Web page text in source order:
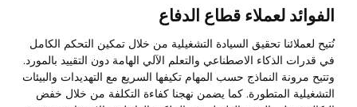
الفوائد لعملاء قطاع الدفاع
نُتيح لعملائنا تحقيق السيادة التشغيلية من خلال تمكين التحكم الكامل
في قدرات الذكاء الاصطناعي والتعلم الآلي الهامة دون التقييد بالمورد.
وتتيح مرونة النماذج حسب المهام تكيفها السريع مع التهديدات والبيئات
التشغيلية المتطورة. كما يضمن نهجنا كفاءة التكلفة من خلال خفض